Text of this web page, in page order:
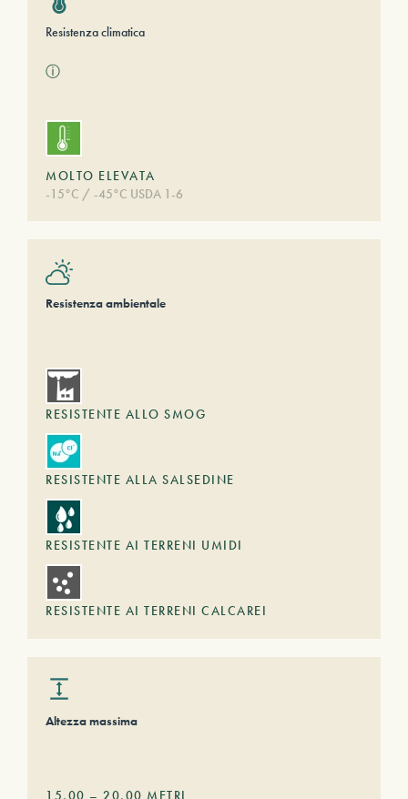
Resistenza climatica
ⓘ
MOLTO ELEVATA
-15°C / -45°C USDA 1-6
Resistenza ambientale
RESISTENTE ALLO SMOG
RESISTENTE ALLA SALSEDINE
RESISTENTE AI TERRENI UMIDI
RESISTENTE AI TERRENI CALCAREI
Altezza massima
15,00 – 20,00 METRI